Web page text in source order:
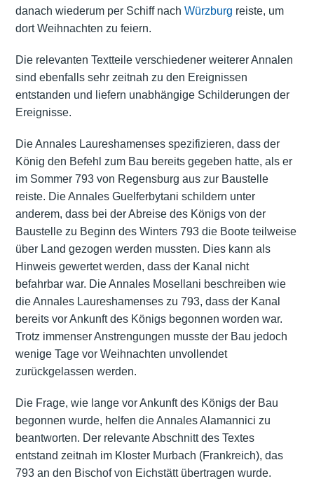
danach wiederum per Schiff nach Würzburg reiste, um
dort Weihnachten zu feiern.
Die relevanten Textteile verschiedener weiterer Annalen
sind ebenfalls sehr zeitnah zu den Ereignissen
entstanden und liefern unabhängige Schilderungen der
Ereignisse.
Die Annales Laureshamenses spezifizieren, dass der
König den Befehl zum Bau bereits gegeben hatte, als er
im Sommer 793 von Regensburg aus zur Baustelle
reiste. Die Annales Guelferbytani schildern unter
anderem, dass bei der Abreise des Königs von der
Baustelle zu Beginn des Winters 793 die Boote teilweise
über Land gezogen werden mussten. Dies kann als
Hinweis gewertet werden, dass der Kanal nicht
befahrbar war. Die Annales Mosellani beschreiben wie
die Annales Laureshamenses zu 793, dass der Kanal
bereits vor Ankunft des Königs begonnen worden war.
Trotz immenser Anstrengungen musste der Bau jedoch
wenige Tage vor Weihnachten unvollendet
zurückgelassen werden.
Die Frage, wie lange vor Ankunft des Königs der Bau
begonnen wurde, helfen die Annales Alamannici zu
beantworten. Der relevante Abschnitt des Textes
entstand zeitnah im Kloster Murbach (Frankreich), das
793 an den Bischof von Eichstätt übertragen wurde.